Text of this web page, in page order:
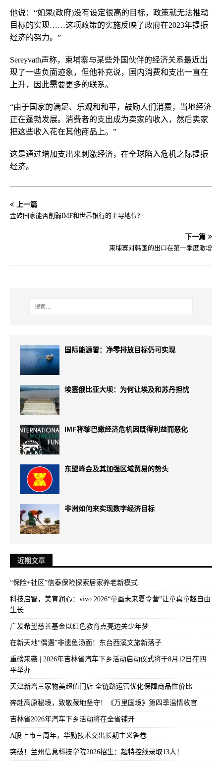
他说：“如果(政府)没有设定很高的目标，政策就无法推动
目标的实现……这项政策的实施反映了政府在2023年提振
经济的努力。”
Sereyvath声称，柬埔寨与某些外国伙伴的经济关系最近出
现了一些负面迹象，但他补充说，国内消费和支出一直在
上升，因此需要更多的联系。
“由于国家的满足、乐观和和平，鼓励人们消费，当地经济
正在蓬勃发展。消费者的支出成为卖家的收入，然后卖家
把这些收入花在其他商品上。”
这是通过增加支出来刺激经济，在全球陷入危机之际提振
经济。
上一篇
金砖国家能否削弱IMF和世界银行的主导地位?
下一篇
柬埔寨对韩国的出口在第一季度激增
国际能源署：净零排放目标仍可实现
埃塞俄比亚大坝：为何让埃及和苏丹担忧
IMF称黎巴嫩经济危机因既得利益而恶化
东盟峰会及其加强区域贸易的势头
非洲如何来实现数字经济目标
近期文章
“保险+社区”信泰保险探索居家养老新模式
科技启智，美育润心：vivo 2026“童画未来夏令营”让童真童趣自由
生长
广发希望慈善基金以红色教育点亮边关少年梦
在新天地“偶遇”非遗鱼汤面！东台西溪文旅新落子
重磅来袭 | 2026年吉林省汽车下乡活动启动仪式将于8月12日在四
平举办
天津新增三家物美超值门店 全链路运营优化保障商品性价比
奔赴高原秘境，致敬藏地坚守！《万里国境》第四季温情收官
吉林省2026年汽车下乡活动将在全省铺开
A股上市三周年，华勤技术交出长期主义答卷
突破！兰州信息科技学院2026招生：超特控线录取13人！